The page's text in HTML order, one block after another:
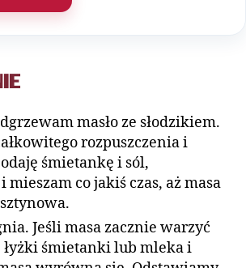
masło ze słodzikiem.
rozpuszczenia i
śmietankę i sól,
mieszam co jakiś czas, aż masa
Jeśli masa zacznie warzyć
łyżki śmietanki lub mleka i